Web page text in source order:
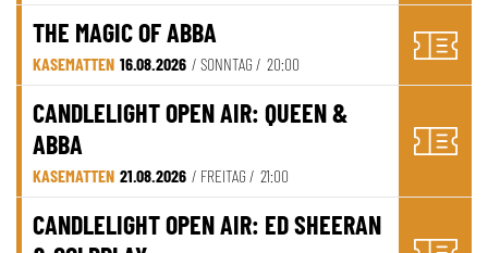
THE MAGIC OF ABBA
KASEMATTEN 16.08.2026 / SONNTAG / 20:00
CANDLELIGHT OPEN AIR: QUEEN &
ABBA
KASEMATTEN 21.08.2026 / FREITAG / 21:00
CANDLELIGHT OPEN AIR: ED SHEERAN